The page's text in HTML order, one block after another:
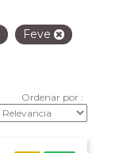
Feve
Ordenar por